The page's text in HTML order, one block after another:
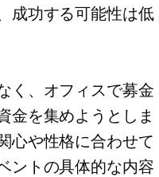
成功する可能性は低
く、オフィスで募金
金を集めようとしま
心や性格に合わせて
ントの具体的な内容